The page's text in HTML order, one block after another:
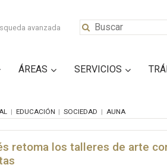
avanzada
ÁREAS SERVICIOS
EDUCACIÓN SOCIEDAD AUNA
retoma los talleres de arte